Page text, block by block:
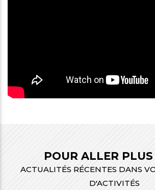
POUR ALLER
ACTUALITÉS RÉCENTES DANS
D'ACTIVITÉS